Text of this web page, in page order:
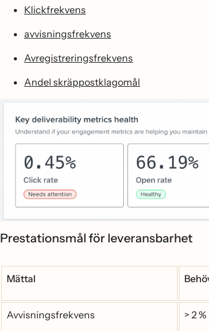
Klickfrekvens
avvisningsfrekvens
Avregistreringsfrekvens
Andel skräppostklagomål
Prestationsmål för leveransbarhet
Mättal
Avvisningsfrekvens > 2 %